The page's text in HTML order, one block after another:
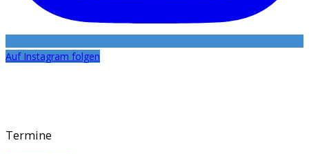
Auf Instagram folgen
Termine